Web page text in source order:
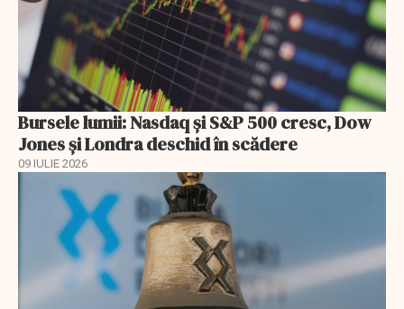
Bursele lumii: Nasdaq și S&P 500 cresc, Dow
Jones și Londra deschid în scădere
09 IULIE 2026